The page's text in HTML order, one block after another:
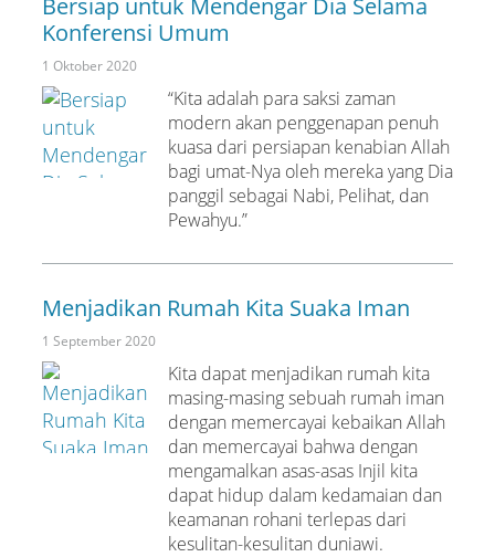
Bersiap untuk Mendengar Dia Selama
Konferensi Umum
1 Oktober 2020
“Kita adalah para saksi zaman
modern akan penggenapan penuh
kuasa dari persiapan kenabian Allah
bagi umat-Nya oleh mereka yang Dia
panggil sebagai Nabi, Pelihat, dan
Pewahyu.”
Menjadikan Rumah Kita Suaka Iman
1 September 2020
Kita dapat menjadikan rumah kita
masing-masing sebuah rumah iman
dengan memercayai kebaikan Allah
dan memercayai bahwa dengan
mengamalkan asas-asas Injil kita
dapat hidup dalam kedamaian dan
keamanan rohani terlepas dari
kesulitan-kesulitan duniawi.